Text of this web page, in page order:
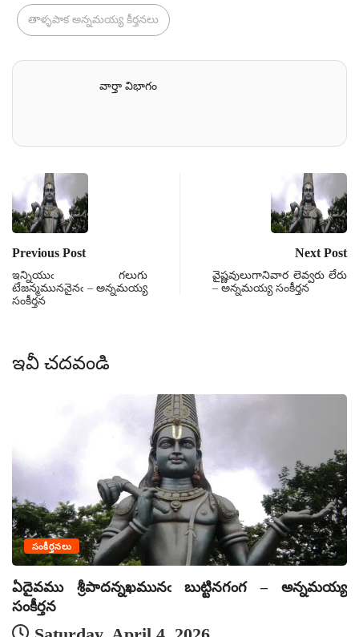
తాళ్ళపాక అన్నమయ్య కీర్తనలు
వార్తా విభాగం
Previous Post
ఇన్నియుఁ గలుగు
టేజన్మముననైనఁ – అన్నమయ్య
సంకీర్తన
Next Post
వైష్ణవులుగానివార లెవ్వరు లేరు
– అన్నమయ్య సంకీర్తన
ఇవీ చదవండి
సంకీర్తనలు
ఏదైవము శ్రీపాదన్నఖమునఁ బుట్టినగంగ – అన్నమయ్య
సంకీర్తన